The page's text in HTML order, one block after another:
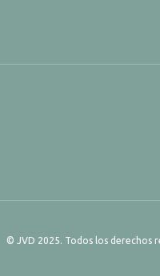
© JVD 2025. Todos los derechos